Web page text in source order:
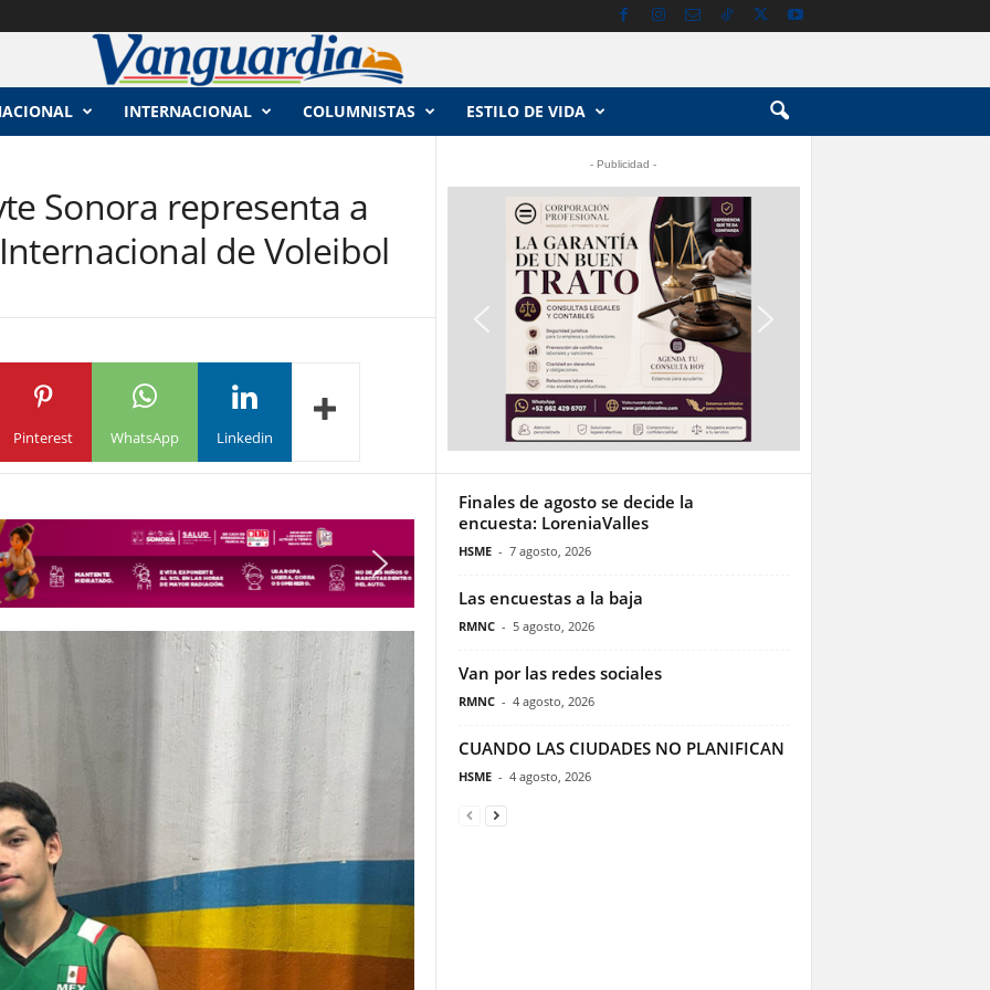
INTERNACIONAL COLUMNISTAS ESTILO DE VIDA
Sonora representa a
de Voleibol
Pinterest WhatsApp Linkedin
- Publicidad -
Finales de agosto se decide la
encuesta: LoreniaValles
HSME - 7 agosto, 2026
Las encuestas a la baja
RMNC - 5 agosto, 2026
Van por las redes sociales
RMNC - 4 agosto, 2026
CUANDO LAS CIUDADES NO PLANIFICAN
HSME - 4 agosto, 2026